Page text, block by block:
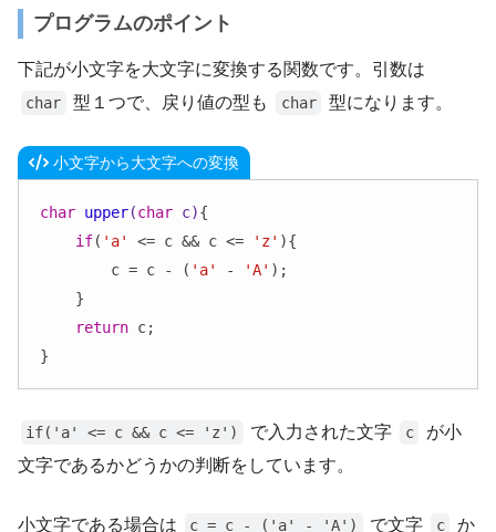
プログラムのポイント
下記が小文字を大文字に変換する関数です。引数は
char 型１つで、戻り値の型も char 型になります。
小文字から大文字への変換
char upper(char c){
if( 'a' <= c && c <= 'z' ){
        c = c - (
'a' - 'A' );
return c;
}
if('a' <= c && c <= 'z') で入力された文字 c
が小
文字であるかどうかの判断をしています。
小文字である場合は c = c - ('a' - 'A') で文字 c
か